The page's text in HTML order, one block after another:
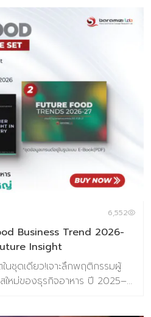
6,552
Business Trend 2026-
Insight
นชุดเดียว!เจาะลึกพฤติกรรมผู้
ใหม่ของธุรกิจอาหาร ปี 2025–